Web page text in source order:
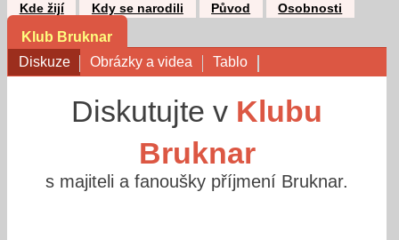
Kde žijí Kdy se narodili Původ Osobnosti
Klub Bruknar
Diskuze
Obrázky a videa Tablo
Diskutujte v Klubu
Bruknar
s majiteli a fanoušky příjmení Bruknar.